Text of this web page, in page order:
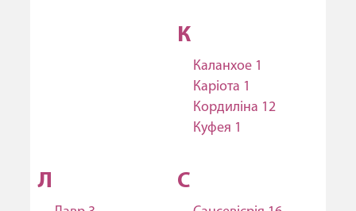
К
Каланхое 1
Каріота 1
Кордиліна 12
Куфея 1
Л С